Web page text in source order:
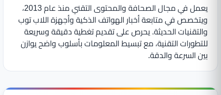
يعمل في مجال الصحافة والمحتوى التقني منذ عام 2013،
ويتخصص في متابعة أخبار الهواتف الذكية وأجهزة اللاب توب
والتقنيات الحديثة. يحرص على تقديم تغطية دقيقة وسريعة
للتطورات التقنية، مع تبسيط المعلومات بأسلوب واضح يوازن
بين السرعة والدقة.